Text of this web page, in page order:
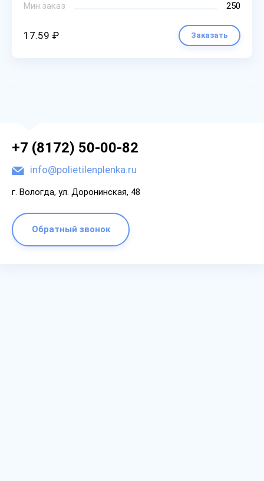
Мин.заказ
250
17.59 ₽ Заказать
+7 (8172) 50-00-82
info@polietilenplenka.ru
г. Вологда, ул. Доронинская, 48
Обратный звонок